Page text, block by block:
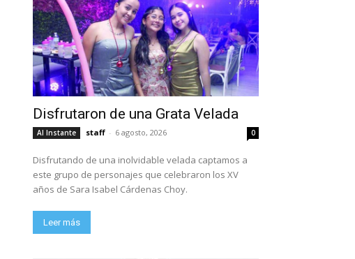
Disfrutaron de una Grata Velada
Al Instante staff - 6 agosto, 2026 0
Disfrutando de una inolvidable velada captamos a
este grupo de personajes que celebraron los XV
años de Sara Isabel Cárdenas Choy.
Leer más